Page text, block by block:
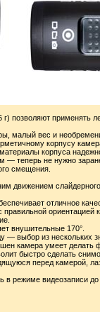
позволяют применять
малый вес и
корпусу
корпуса
теперь не нужно
смещения.
движением
отличное
правильной
внушительные 170°.
— выбор из нескольких
камера умеет
быстро сделать
перед камерой,
в режиме видеозаписи